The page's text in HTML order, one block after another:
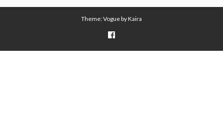
Theme: Vogue byKaira